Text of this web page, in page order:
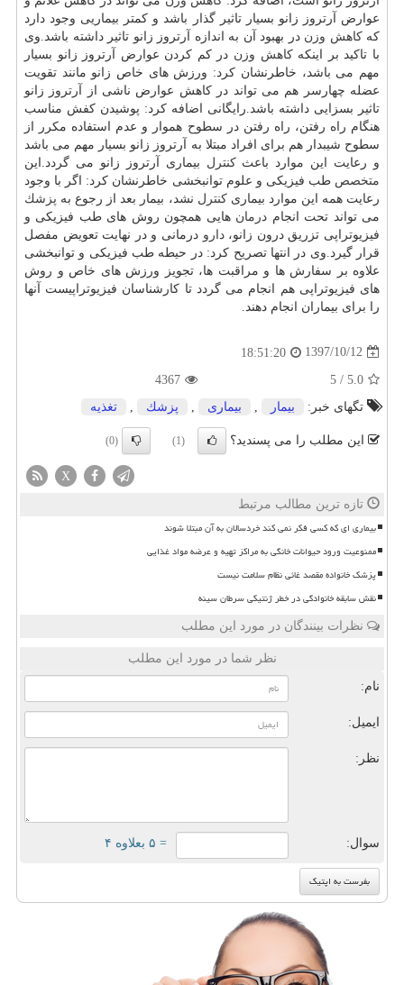
عوارض آرتروز زانو بسیار تاثیر گذار باشد و كمتر بیماریی وجود دارد
كهكاهش وزن در بهبود آن به اندازه آرتروز زانو تاثیر داشته باشد.وی
با تاكید بر اینكهكاهش وزن در كم كردن عوارض آرتروز زانو بسیار
مهم می باشد، خاطرنشان كرد: ورزش های خاص زانو مانند تقویت
عضله چهارسر هم می تواند در كاهش عوارض ناشی از آرتروز زانو
تاثیر بسزایی داشته باشد.رایگانی اضافه كرد: پوشیدن كفش مناسب
هنگام راه رفتن، راه رفتن در سطوح هموار و عدم استفاده مكرر از
سطوح شیبدار هم برای افراد مبتلا به آرتروز زانو بسیار مهم می باشد
و رعایت این موارد باعثكنترل بیماری آرتروز زانو می گردد.این
متخصص طب فیزیكی و علوم توانبخشی خاطرنشان كرد: اگر با وجود
رعایت همه این موارد بیماریكنترل نشد، بیمار بعد از رجوع به پزشك
می تواند تحت انجام درمان هایی همچون روش های طب فیزیكی و
فیزیوتراپی تزریق درون زانو،دارو درمانی و در نهایت تعویض مفصل
قرار گیرد.وی در انتها تصریح كرد: در حیطه طب فیزیكی و توانبخشی
علاوه بر سفارش ها و مراقبت ها، تجویز ورزش های خاص و روش
های فیزیوتراپی هم انجام می گردد تا كارشناسان فیزیوتراپیست آنها
را برای بیماران انجام دهند.
1397/10/12
18:51:20
5.0
/
5
4367
تگهای خبر:
بیمار بیماری پزشك تغذیه
این مطلب را می پسندید؟ (1)
(0)
X
تازه ترین مطالب مرتبط
بیماری ای که کسی فکر نمی کند خردسالان به آن مبتلا شوند
ممنوعیت ورود حیوانات خانگی به مراکز تهیه و عرضه مواد غذایی
پزشک خانواده مقصد غائی نظام سلامت نیست
نقش سابقه خانوادگی در خطر ژنتیکی سرطان سینه
نظرات بینندگان در مورد این مطلب
نظر شما در مورد این مطلب
نام:
ایمیل:
نظر:
سوال: = ۵ بعلاوه ۴